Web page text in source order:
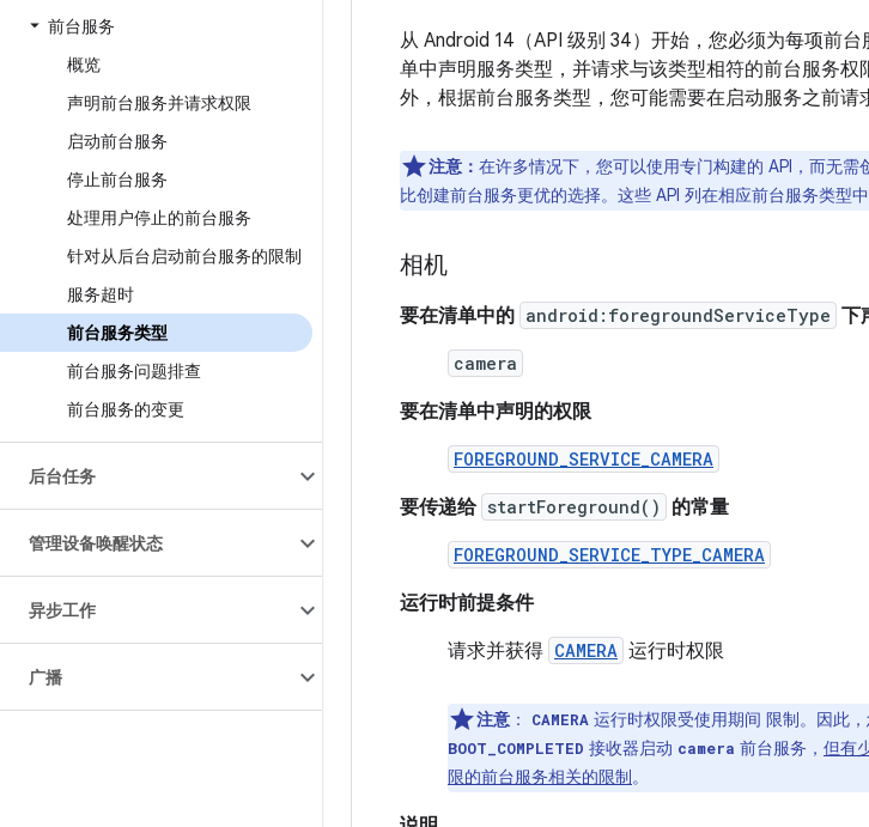
前台服务
概览
声明前台服务并请求权限
启动前台服务
停止前台服务
处理用户停止的前台服务
针对从后台启动前台服务的限制
服务超时
前台服务类型
前台服务问题排查
前台服务的变更
后台任务
管理设备唤醒状态
异步工作
广播
从 Android 14（API 级别 34）开始，您必须为每项前
单中声明服务类型，并请求与该类型相符的前台服务权
外，根据前台服务类型，您可能需要在启动服务之前请
注意： 在许多情况下，您可以使用专门构建的 API，而无
比创建前台服务更优的选择。这些 API 列在相应前台服务类型
相机
要在清单中的 android:foregroundServiceType 下
camera
要在清单中声明的权限
FOREGROUND_SERVICE_CAMERA
要传递给 startForeground() 的常量
FOREGROUND_SERVICE_TYPE_CAMERA
运行时前提条件
请求并获得 CAMERA 运行时权限
注意 ： CAMERA 运行时权限受使用期间 限制。因此
BOOT_COMPLETED 接收器启动 camera 前台服务， 但有
限的前台服务相关的限制。